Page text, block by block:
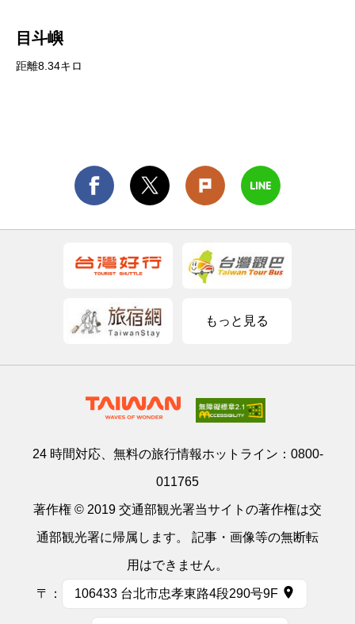
目斗嶼
距離8.34キロ
もっと見る
24 時間対応、無料の旅行情報ホットライン： 0800-
011765
著作権 © 2019 交通部観光署当サイトの著作権は交
通部観光署に帰属します。 記事・画像等の無断転
用はできません。
〒： 106433 台北市忠孝東路4段290号9F